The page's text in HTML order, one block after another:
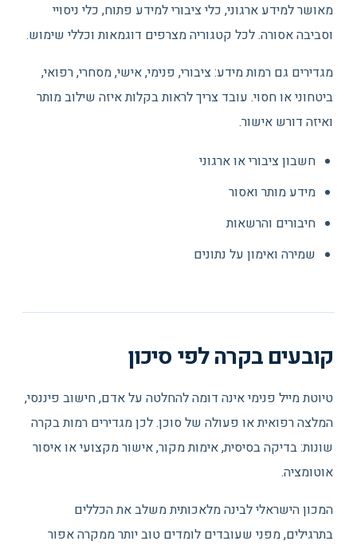
מאושר למידע ארגוני, כלי ציבורי למידע פתוח, כלי ניסויי
וסביבה אסורה. לכל קטגוריה מצרפים דוגמאות וכללי שימוש.
מגדירים גם רמות מידע: ציבורי, פנימי, אישי, מסחרי, רפואי,
ביטחוני או חסוי. עובד צריך לראות בקלות איזה שילוב מותר
ואיזה דורש אישור.
חשבון ציבורי או ארגוני
מידע מותר ואסור
חיבורים והרשאות
שמירה ואימון על נתונים
קובעים בקרה לפי סיכון
טיוטת מייל פנימי אינה דומה להחלטה על אדם, חישוב פיננסי,
המלצה רפואית או פעולה של סוכן. לכן מגדירים רמות בקרה
שונות: בדיקה בסיסית, אימות מקור, אישור מקצועי או איסור
אוטומציה.
המכון הישראלי לבינה מלאכותית משלב את הכללים
בתרגילים, מפני שעובדים לומדים טוב יותר ממקרה אפור